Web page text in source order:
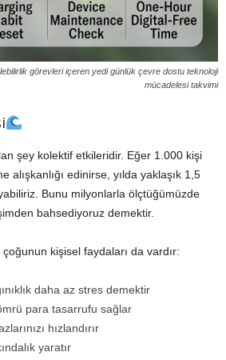
görevleri içeren yedi günlük çevre dostu teknoloji
mücadelesi takvimi
şey kolektif etkileridir. Eğer 1.000 kişi
alışkanlığı edinirse, yılda yaklaşık 1,5
Bunu milyonlarla ölçtüğümüzde
bahsediyoruz demektir.
çoğunun kişisel faydaları da vardır:
daha az stres demektir
para tasarrufu sağlar
hızlandırır
yaratır